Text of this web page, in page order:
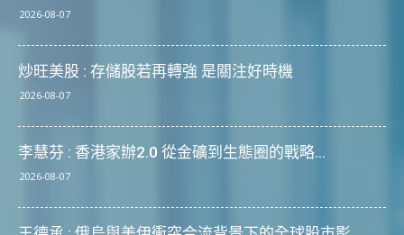
2026-08-07
炒旺美股 : 存儲股若再轉強 是關注好時機
2026-08-07
李慧芬 : 香港家辦2.0 從金礦到生態圈的戰略...
2026-08-07